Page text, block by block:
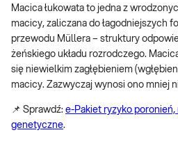
Macica łukowata to jedna z
macicy, zaliczana do łagodniejszych
przewodu Müllera – struktury
żeńskiego układu rozrodczego.
się niewielkim zagłębieniem
macicy. Zazwyczaj wynosi ono mniej
📌 Sprawdź: e-Pakiet ryzyko poronień,
genetyczne.